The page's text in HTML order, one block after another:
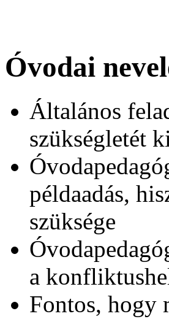
Óvodai
Általános
szükségletét
példaadás,
szüksége
a
Fontos, hogy